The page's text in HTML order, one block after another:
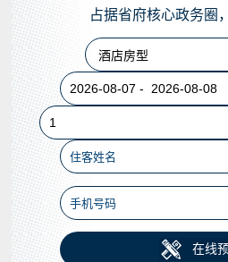
占据省府核心政务圈
 在线